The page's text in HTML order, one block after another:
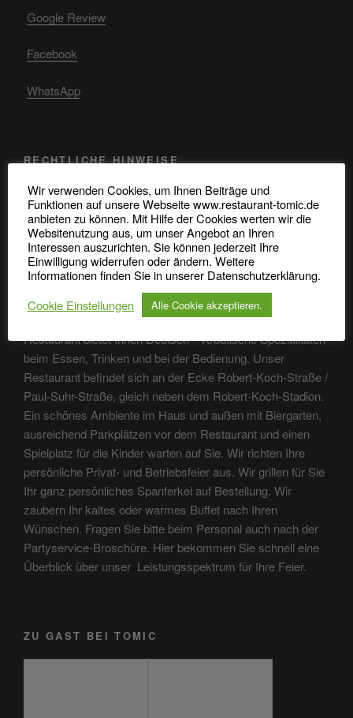
Google Review
Facebook
WhatsApp
RECHTLICHE HINWEISE
Impressum, Datenschutz, Bildquellen
Allergene Nachweise
Bei Tomic ist der Kunde König und das ganze Team
arbeitet ständig daran, dass dies so bleibt. Unser
Restaurant bietet Ihnen Deutsch – Kroatische Spezialitäten
beim Essen, Trinken und bei der Bedienung. Unser
Restaurant befindet sich an der Ecke Robert-Koch-Straße /
Paul-Suhr-Straße, gleich neben dem Robert-Koch-Stadion.
Ein schönes Ambiente im Haus und außen mit Biergarten,
ausreichend Parkplätzen vor dem Restaurant und einen
Spielplatz für die Kinder warten auf Sie. Wir richten Ihre
persönliche Privat- und Betriebsfeier aus. Wir grillen für Sie
Ihr ganz persönliches Spanferkel auf Bestellung. Wir
zaubern Ihr kaltes oder warmes Buffet nach Ihren
Wünschen. Fragen Sie bitte beim Personal auch nach der
Partyservice-Broschüre. Hier bekommen Sie schnell eine
Überblick über unser Leistungsspektrum für Ihre Feier.
ZU GAST BEI TOMIC
Wir verwenden Cookies, um Ihnen Beiträge und
Funktionen auf unsere Webseite www.restaurant-tomic.de
anbieten zu können. Mit Hilfe der Cookies werten wir die
Websitenutzung aus, um unser Angebot an Ihren
Interessen auszurichten. Sie können jederzeit Ihre
Einwilligung widerrufen oder ändern. Weitere
Informationen finden Sie in unserer Datenschutzerklärung.
Cookie Einstellungen
Alle Cookie akzeptieren.